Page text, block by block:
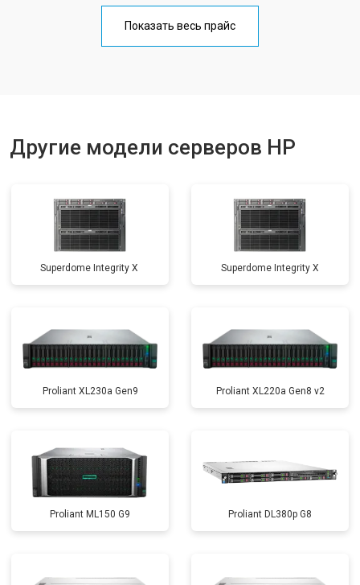
Показать весь прайс
Другие модели серверов HP
Superdome Integrity Х Superdome Integrity Х
Proliant XL230a Gen9 Proliant XL220a Gen8 v2
Proliant ML150 G9 Proliant DL380p G8